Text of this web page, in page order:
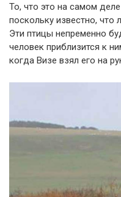
То, что это на самом
поскольку известно,
Эти птицы непременно
человек приблизится к
когда Визе взял его на